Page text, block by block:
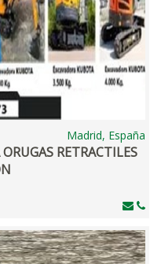
Madrid, España
RETRACTILES